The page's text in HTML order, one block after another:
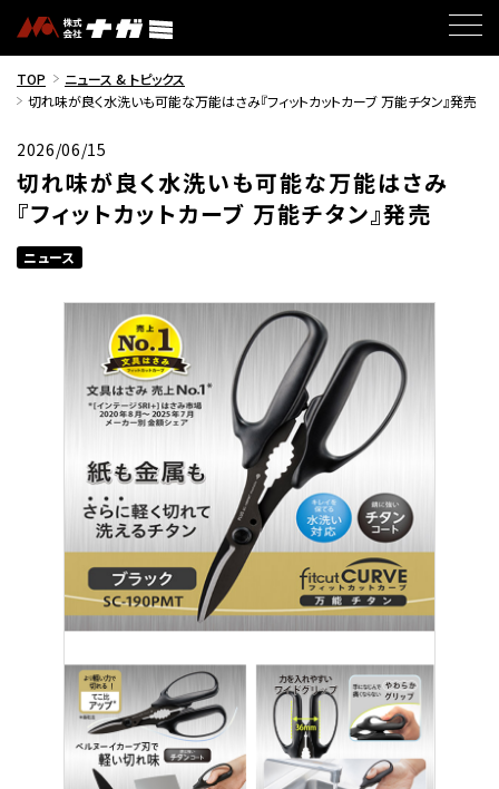
TOP
ニュース & トピックス
切れ味が良く水洗いも可能な万能はさみ『フィットカットカーブ 万能チタン』発売
2026/06/15
切れ味が良く水洗いも可能な万能はさみ
『フィットカットカーブ 万能チタン』発売
ニュース